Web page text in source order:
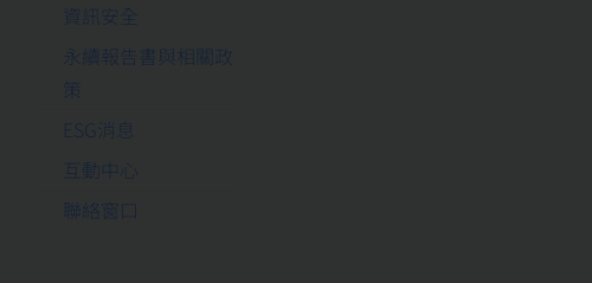
資訊安全
永續報告書與相關政
策
ESG消息
互動中心
聯絡窗口